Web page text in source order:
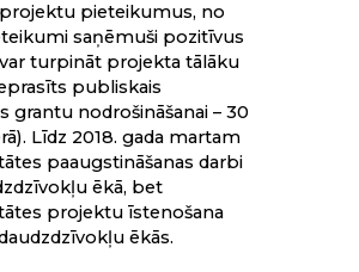
pieteikumus, no
saņēmuši pozitīvus
turpināt projekta tālāku
publiskais
grantu nodrošināšanai – 30
Līdz 2018. gada martam
paaugstināšanas darbi
ēkā, bet
projektu īstenošana
ēkās.